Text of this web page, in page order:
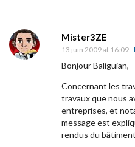
n
t
u
n
e
s
e
Mister3ZE
13 juin 2009 at 16:09-
Bonjour Baliguian,
Concernant les
travaux que nous
entreprises, et
message est
rendus du